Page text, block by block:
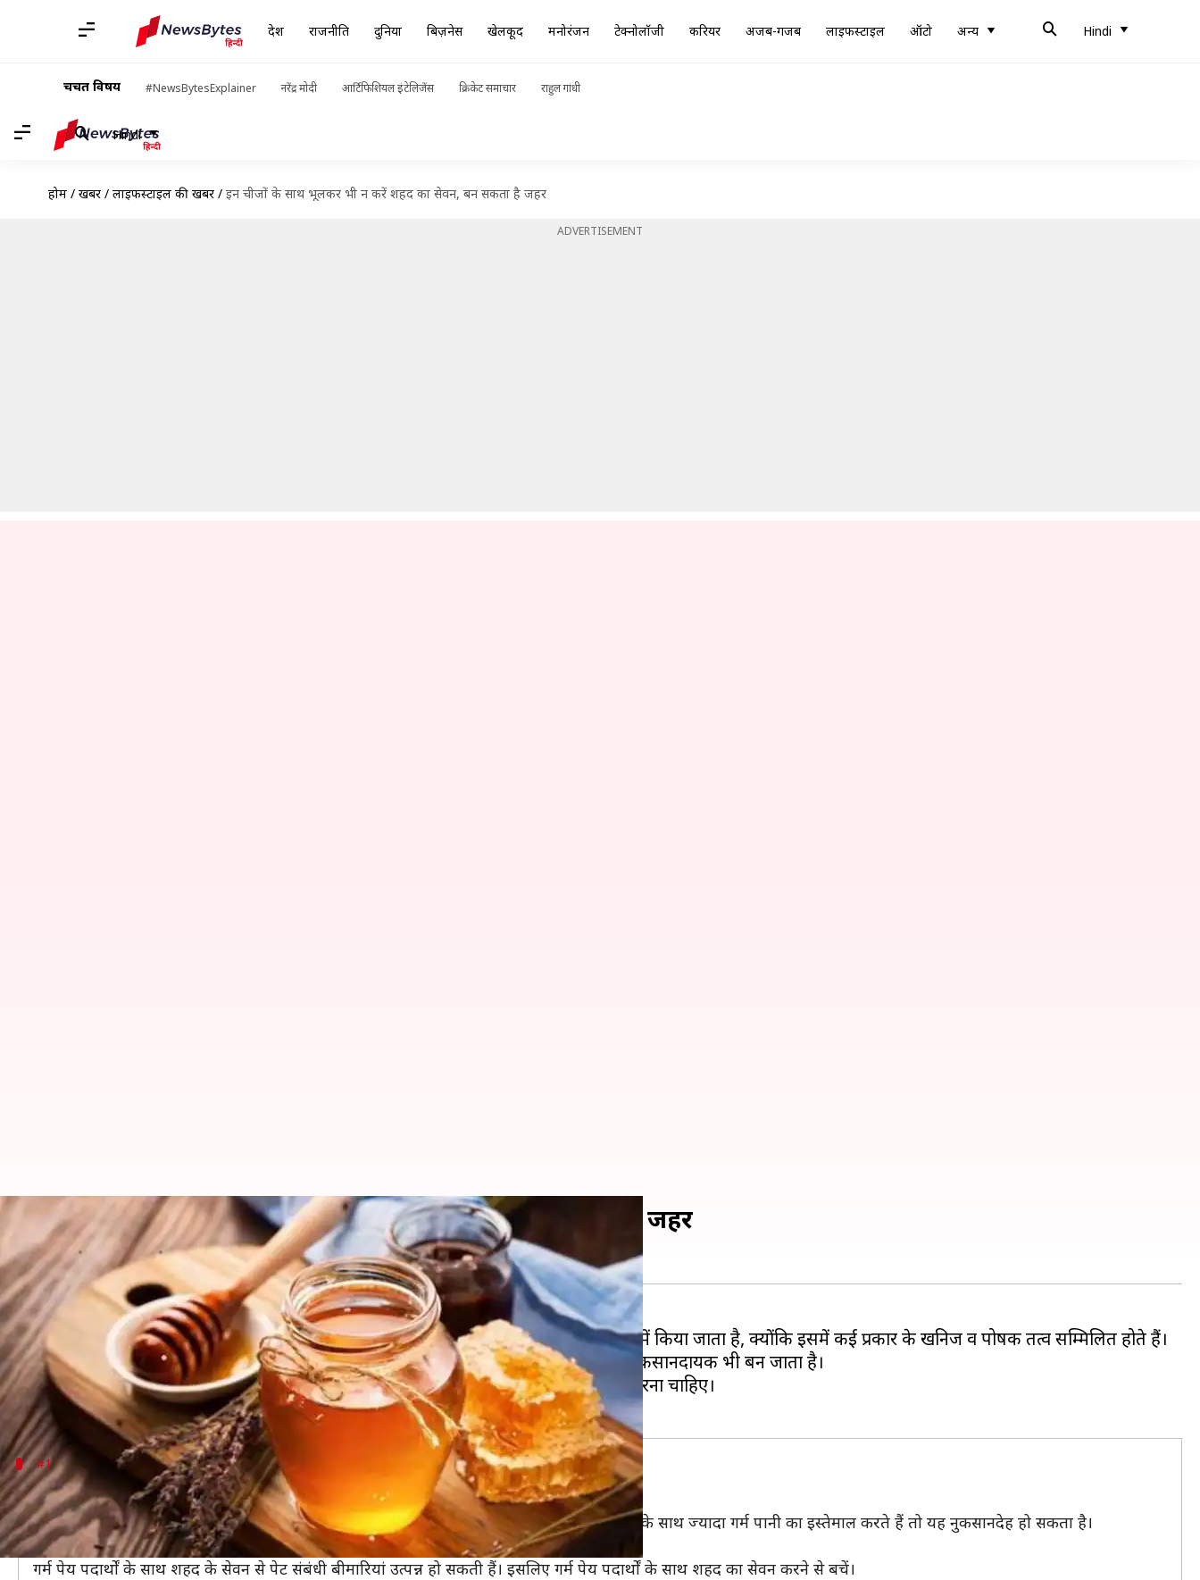
देश राजनीति दुनिया बिज़नेस खेलकूद मनोरंजन टेक्नोलॉजी करियर अजब-गजब लाइफस्टाइल ऑटो अन्य Hindi
चर्चित विषय #NewsBytesExplainer नरेंद्र मोदी आर्टिफिशियल इंटेलिजेंस क्रिकेट समाचार राहुल गांधी
Hindi
होम / खबरें / लाइफस्टाइल की खबरें / इन चीजों के साथ भूलकर भी न करें शहद का सेवन, बन सकता है जहर
ADVERTISEMENT
इन चीजों के साथ भूलकर भी न करें शहद का सेवन, बन सकता है जहर
लेखन अंजली Nov 20, 2019 03:17 pm
क्या है खबर?
शहद एक बेहतरीन आयुर्वेदिक औषधि है, जिसका इस्तेमाल कई बीमारियों के अचूक इलाज के रूप में किया जाता है, क्योंकि इसमें कई प्रकार के खनिज व पोषक तत्व सम्मिलित होते हैं।
शहद का सेवन करना फायदेमंद तो होता है, लेकिन कुछ चीजों के साथ इसका सेवन सेहत के लिए नुकसानदायक भी बन जाता है।
इसलिए आज हम आपको उन चीजों के बारे में बताएंगे, जिनका सेवन कभी भी शहद के साथ नहीं करना चाहिए।
#1
ज्यादा गर्म पानी के साथ शहद का सेवन उत्पन्न करता है पेट संबंधी बीमारियां
अक्सर यह सलाह दी जाता है कि गर्म पानी के साथ शहद का सेवन करना चाहिए, लेकिन अगर आप शहद के साथ ज्यादा गर्म पानी का इस्तेमाल करते हैं तो यह नुकसानदेह हो सकता है।
शहद की तासीर गर्म होती है, इसलिए इसे गर्म पेय पदार्थों के साथ खाने से बचना चाहिए।
गर्म पेय पदार्थों के साथ शहद के सेवन से पेट संबंधी बीमारियां उत्पन्न हो सकती हैं। इसलिए गर्म पेय पदार्थों के साथ शहद का सेवन करने से बचें।